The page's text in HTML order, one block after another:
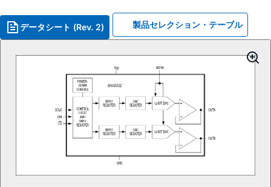
データシート (Rev. 2) 製品セレクション・テーブル